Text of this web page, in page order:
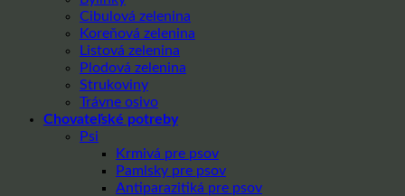
Cibulová zelenina
Koreňová zelenina
Listová zelenina
Plodová zelenina
Strukoviny
Trávne osivo
Chovateľské potreby
Psi
Krmivá pre psov
Pamlsky pre psov
Antiparazitiká pre psov